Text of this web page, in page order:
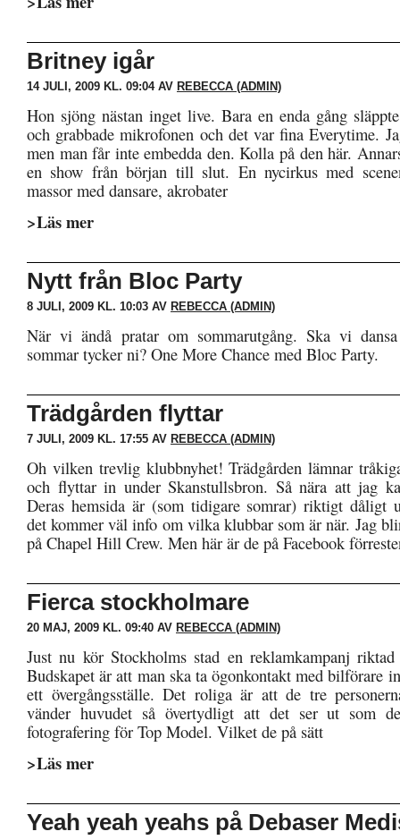
Britney igår
14 JULI, 2009 KL. 09:04 AV REBECCA (ADMIN)
Hon sjöng nästan inget live. Bara en enda gång
och grabbade mikrofonen och det var fina Everytime.
men man får inte embedda den. Kolla på den här.
en show från början till slut. En nycirkus med
massor med dansare, akrobater
>Läs mer
Nytt från Bloc Party
8 JULI, 2009 KL. 10:03 AV REBECCA (ADMIN)
När vi ändå pratar om sommarutgång. Ska vi
sommar tycker ni? One More Chance med Bloc Party.
Trädgården flyttar
7 JULI, 2009 KL. 17:55 AV REBECCA (ADMIN)
Oh vilken trevlig klubbnyhet! Trädgården lämnar
och flyttar in under Skanstullsbron. Så nära att jag
Deras hemsida är (som tidigare somrar) riktigt dåligt
det kommer väl info om vilka klubbar som är när. Jag
på Chapel Hill Crew. Men här är de på Facebook
Fierca stockholmare
20 MAJ, 2009 KL. 09:40 AV REBECCA (ADMIN)
Just nu kör Stockholms stad en reklamkampanj
Budskapet är att man ska ta ögonkontakt med bilförare
ett övergångsställe. Det roliga är att de tre
vänder huvudet så övertydligt att det ser ut som
fotografering för Top Model. Vilket de på sätt
>Läs mer
Yeah yeah yeahs på Debaser